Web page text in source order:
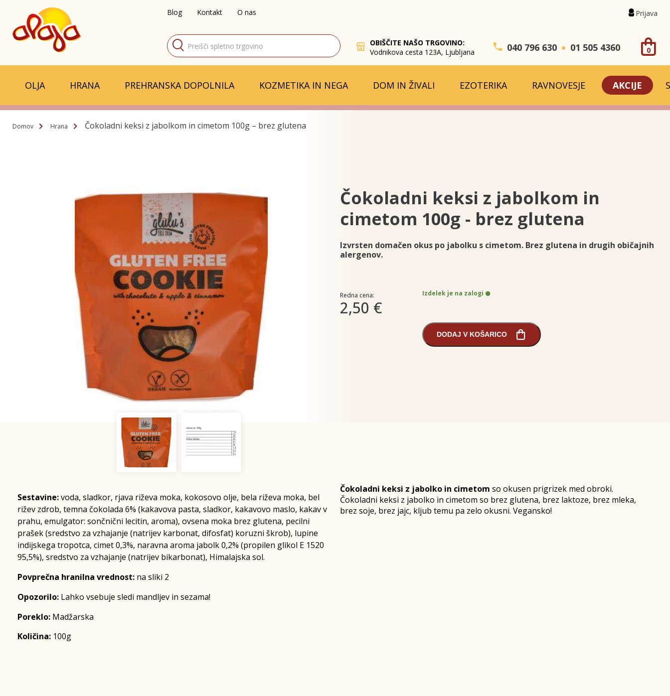
Blog Kontakt O nas
Products
search
OBIŠČITE NAŠO TRGOVINO:
Vodnikova cesta 123A, Ljubljana
040 796 630 01 505 4360 0
Prijava
OLJA HRANA PREHRANSKA DOPOLNILA KOZMETIKA IN NEGA DOM IN ŽIVALI EZOTERIKA RAVNOVESJE AKCIJE
Domov Hrana Čokoladni keksi z jabolkom in cimetom 100g – brez glutena
Čokoladni keksi z jabolkom in
cimetom 100g - brez glutena
Izvrsten domačen okus po jabolku s cimetom. Brez glutena in drugih običajnih
alergenov.
Redna cena:
2,50 €
Izdelek je na zalogi
DODAJ V KOŠARICO
Sestavine:voda, sladkor, rjava riževa moka, kokosovo olje, bela riževa moka, bel
rižev zdrob, temna čokolada 6% (kakavova pasta, sladkor, kakavovo maslo, kakav v
prahu, emulgator: sončnični lecitin, aroma), ovsena moka brez glutena, pecilni
prašek (sredstvo za vzhajanje (natrijev karbonat, difosfat) koruzni škrob), lupine
indijskega tropotca, cimet 0,3%, naravna aroma jabolk 0,2% (propilen glikol E 1520
95,5%), sredstvo za vzhajanje (natrijev bikarbonat), Himalajska sol.
Povprečna hranilna vrednost: na sliki 2
Opozorilo: Lahko vsebuje sledi mandljev in sezama!
Poreklo: Madžarska
Količina: 100g
Čokoladni keksi z jabolko in cimetom so okusen prigrizek med obroki.
Čokoladni keksi z jabolko in cimetom so brez glutena, brez laktoze, brez mleka,
brez soje, brez jajc, kljub temu pa zelo okusni. Vegansko!